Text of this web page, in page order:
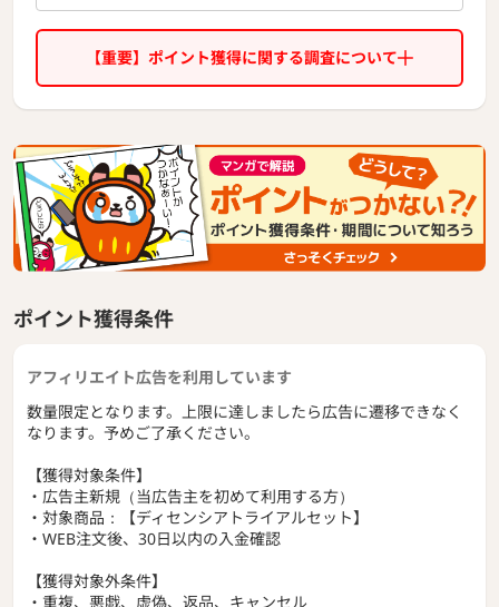
特許技術『ヴァイタサイクルヴェール』が強化。
従来以上に「成熟した角層細胞」の形状や並び方を再現し、
角層の理想的な状態を緻密に再現。
肌表面にクリームを塗ることで、外部刺激物質の侵入防止
過剰な水分蒸散の防止など、肌が持つ役割を代替します。
【２】「整っている角層」を維持する環境つくり
ダメージ因子を跳ね返す、オリジナル成分をローション・ク
リーム・デイエッセンスに配合。
「抗炎症」「抗酸化」「抗糖化」作用で、肌のダメージを受
けにくくし、
機能を高める成分を配合。
【３】ユーザーの悩みに合わせた3種のトライアルセット
ディセンシアトライアルセットは肌悩みに合わせて、スペシ
ャルケアの選択が可能。
シワに悩む方にはトライアルセットO/L
美白や透明感を欲する方にはトライアルセットF/L
シミ予防に集中したい方にはトライアルセットホワイトニン
グ＋UV
悩みに合わせた3つのケアを提供します。
※LPは別々となります。
【重要】ポイント獲得に関する調査について
ポイント獲得条件
アフィリエイト広告を利用しています
数量限定となります。上限に達しましたら広告に遷移できなく
なります。予めご了承ください。
【獲得対象条件】
・広告主新規（当広告主を初めて利用する方）
・対象商品：【ディセンシアトライアルセット】
・WEB注文後、30日以内の入金確認
【獲得対象外条件】
・重複、悪戯、虚偽、返品、キャンセル